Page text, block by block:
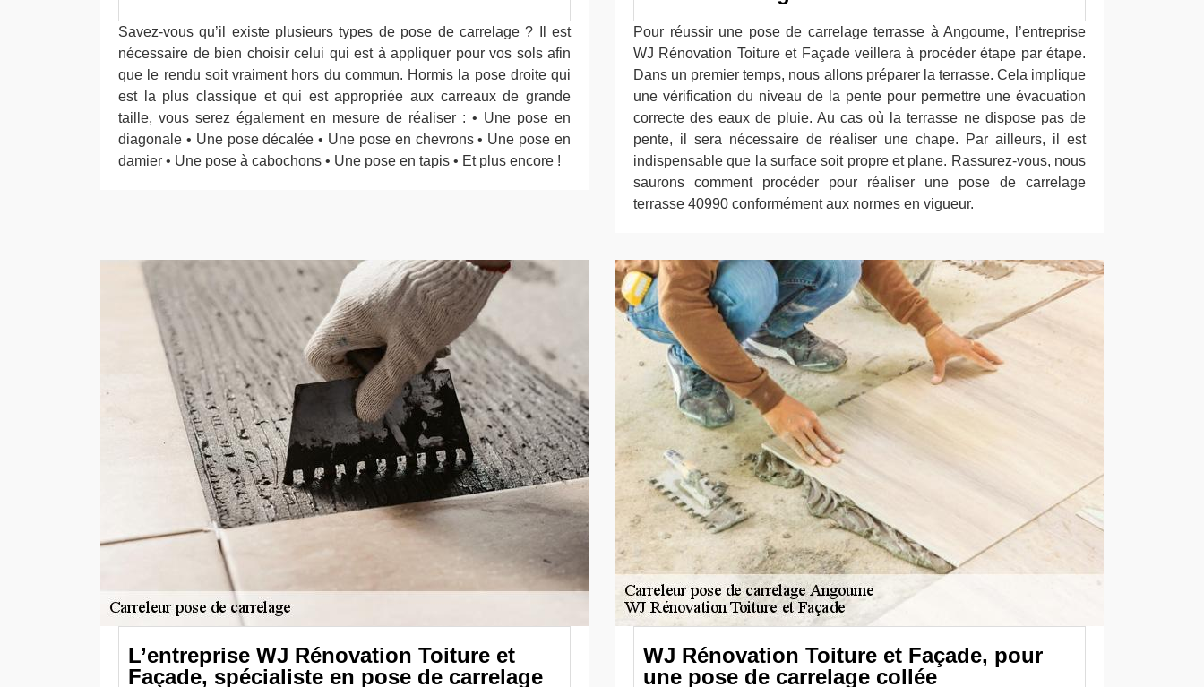
Savez-vous qu’il existe plusieurs types de pose de carrelage ? Il est
nécessaire de bien choisir celui qui est à appliquer pour vos sols afin
que le rendu soit vraiment hors du commun. Hormis la pose droite qui
est la plus classique et qui est appropriée aux carreaux de grande
taille, vous serez également en mesure de réaliser : • Une pose en
diagonale • Une pose décalée • Une pose en chevrons • Une pose en
damier • Une pose à cabochons • Une pose en tapis • Et plus encore !
Pour réussir une pose de carrelage terrasse à Angoume, l’entreprise
WJ Rénovation Toiture et Façade veillera à procéder étape par étape.
Dans un premier temps, nous allons préparer la terrasse. Cela implique
une vérification du niveau de la pente pour permettre une évacuation
correcte des eaux de pluie. Au cas où la terrasse ne dispose pas de
pente, il sera nécessaire de réaliser une chape. Par ailleurs, il est
indispensable que la surface soit propre et plane. Rassurez-vous, nous
saurons comment procéder pour réaliser une pose de carrelage
terrasse 40990 conformément aux normes en vigueur.
L’entreprise WJ Rénovation Toiture et
Façade, spécialiste en pose de carrelage
WJ Rénovation Toiture et Façade, pour
une pose de carrelage collée